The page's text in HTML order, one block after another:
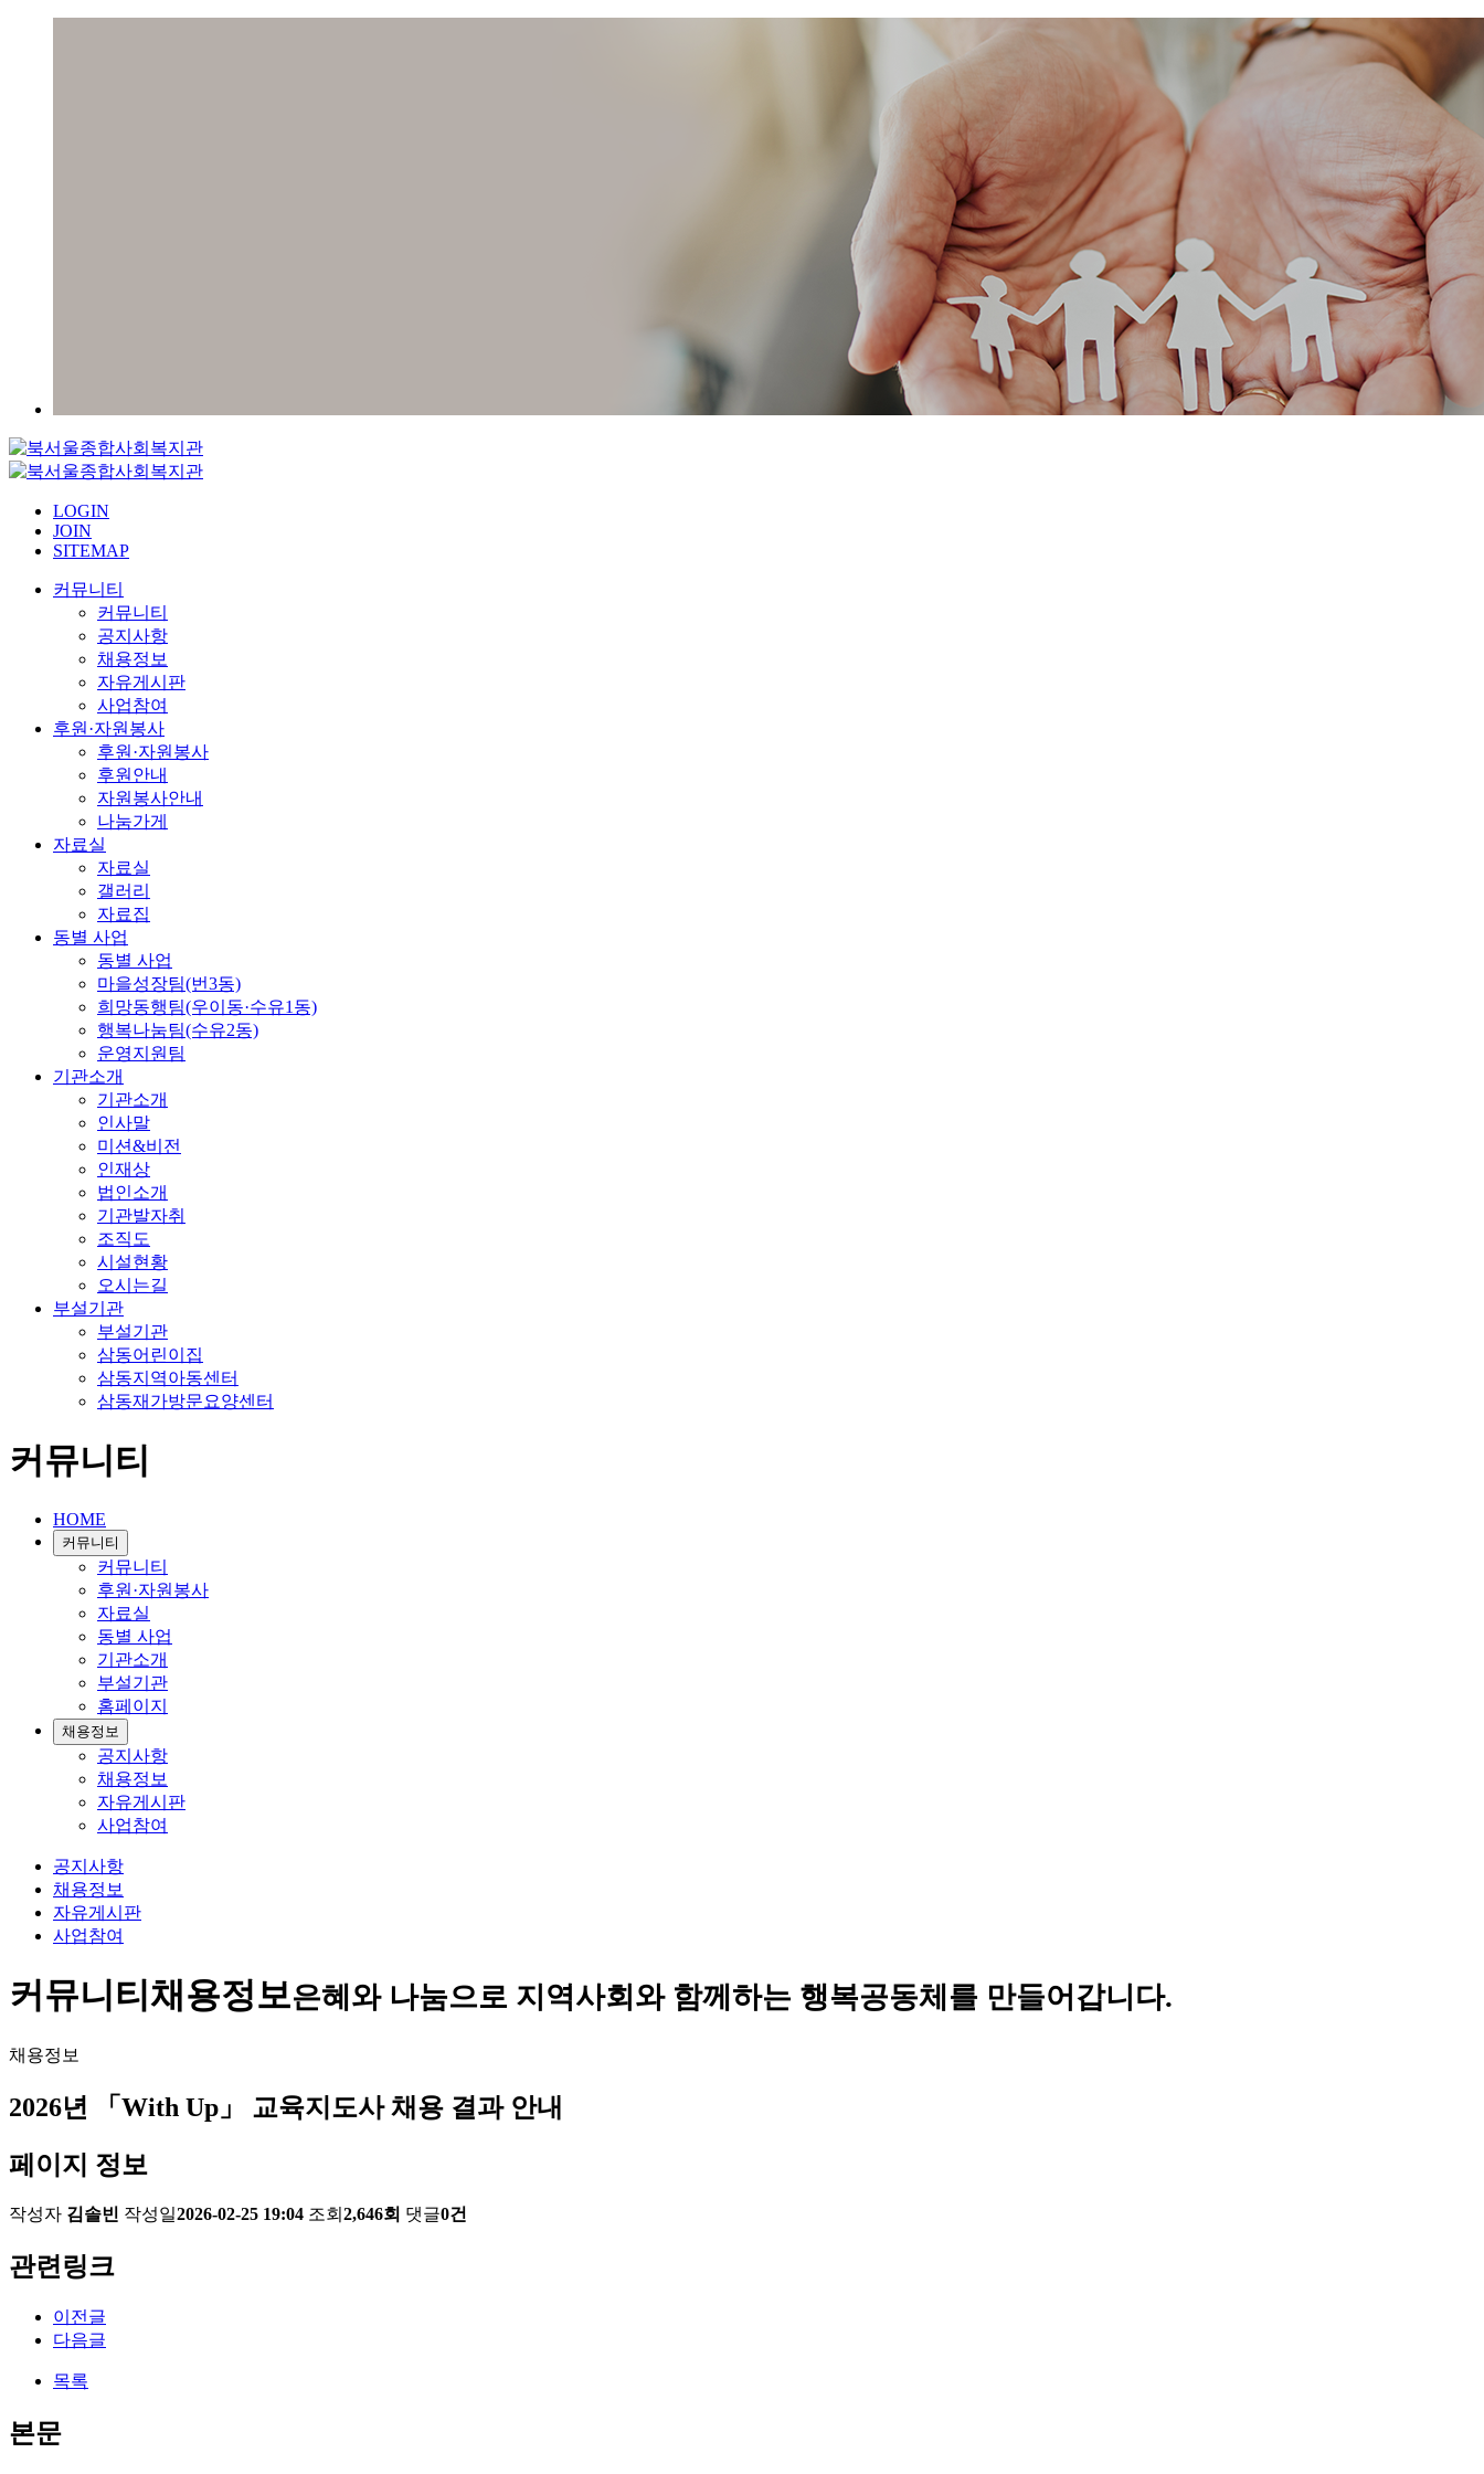
LOGIN
JOIN
SITEMAP
커뮤니티
커뮤니티
공지사항
채용정보
자유게시판
사업참여
후원·자원봉사
후원·자원봉사
후원안내
자원봉사안내
나눔가게
자료실
자료실
갤러리
자료집
동별 사업
동별 사업
마을성장팀(번3동)
희망동행팀(우이동·수유1동)
행복나눔팀(수유2동)
운영지원팀
기관소개
기관소개
인사말
미션&비전
인재상
법인소개
기관발자취
조직도
시설현황
오시는길
부설기관
부설기관
삼동어린이집
삼동지역아동센터
삼동재가방문요양센터
커뮤니티
HOME
커뮤니티
커뮤니티
후원·자원봉사
자료실
동별 사업
기관소개
부설기관
홈페이지
채용정보
공지사항
채용정보
자유게시판
사업참여
공지사항
채용정보
자유게시판
사업참여
커뮤니티채용정보은혜와 나눔으로 지역사회와 함께하는 행복공동체를 만들어갑니다.
채용정보
2026년 「With Up」 교육지도사 채용 결과 안내
페이지 정보
작성자 김솔빈 작성일2026-02-25 19:04 조회 2,646회 댓글0건
관련링크
이전글
다음글
목록
본문